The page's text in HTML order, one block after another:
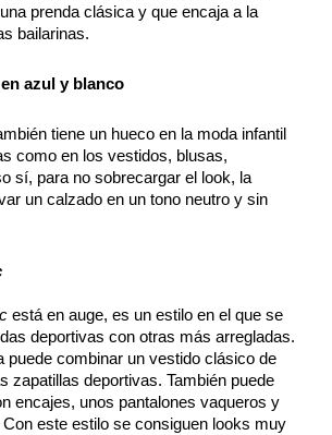
prenda clásica y que encaja a la
bailarinas.
azul y blanco
tiene un hueco en la moda infantil
como en los vestidos, blusas,
sí, para no sobrecargar el look, la
un calzado en un tono neutro y sin
está en auge, es un estilo en el que se
deportivas con otras más arregladas.
puede combinar un vestido clásico de
zapatillas deportivas. También puede
encajes, unos pantalones vaqueros y
este estilo se consiguen looks muy